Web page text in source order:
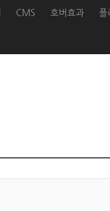
CMS 호버효과 플